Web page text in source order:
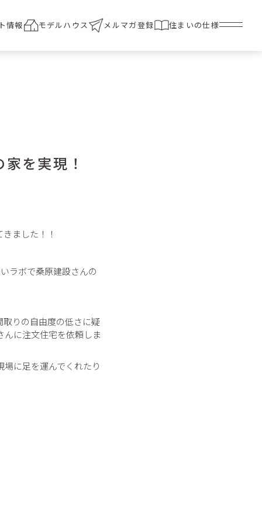
情報 モデルハウス メルマガ登録 住まいの仕様
家を実現！
ました！！
ラボで桑原建設さんの
りの自由度の低さに疑
に注文住宅を依頼しま
に足を運んでくれたり